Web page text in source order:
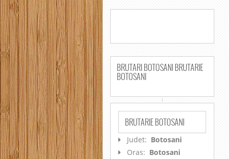
BRUTARI BOTOSANI BRUTARIE
BOTOSANI
BRUTARIE BOTOSANI
Judet: Botosani
Oras: Botosani